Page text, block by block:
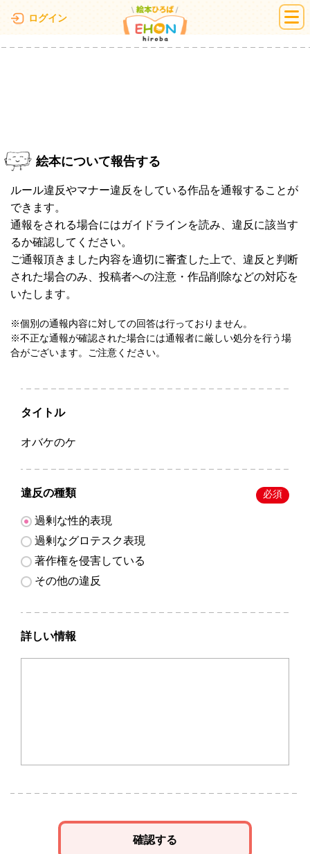
ログイン 絵本ひろば
絵本について報告する
ルール違反やマナー違反をしている作品を通報することが
できます。
通報をされる場合にはガイドラインを読み、違反に該当す
るか確認してください。
ご通報頂きました内容を適切に審査した上で、違反と判断
された場合のみ、投稿者への注意・作品削除などの対応を
いたします。
※個別の通報内容に対しての回答は行っておりません。
※不正な通報が確認された場合には通報者に厳しい処分を行う場
合がございます。ご注意ください。
タイトル
オバケのケ
違反の種類 必須
過剰な性的表現
過剰なグロテスク表現
著作権を侵害している
その他の違反
詳しい情報
確認する